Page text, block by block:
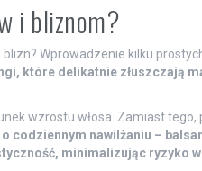
i bliznom?
Wprowadzenie kilku
które delikatnie złuszczają
wzrostu włosa. Zamiast
codziennym nawilżaniu –
minimalizując ryzyko